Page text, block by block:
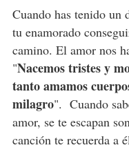
Cuando has tenido un
tu enamorado
camino. El amor nos
"Nacemos tristes y
tanto amamos
milagro". Cuando
amor, se te escapan
canción te recuerda a